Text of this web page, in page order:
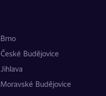
Brno
České Budějovice
Jihlava
Moravské Budějovice